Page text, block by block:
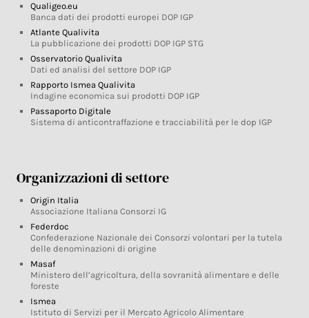
Qualigeo.eu
Banca dati dei prodotti europei DOP IGP
Atlante Qualivita
La pubblicazione dei prodotti DOP IGP STG
Osservatorio Qualivita
Dati ed analisi del settore DOP IGP
Rapporto Ismea Qualivita
Indagine economica sui prodotti DOP IGP
Passaporto Digitale
Sistema di anticontraffazione e tracciabilità per le dop IGP
Organizzazioni di settore
Origin Italia
Associazione Italiana Consorzi IG
Federdoc
Confederazione Nazionale dei Consorzi volontari per la tutela
delle denominazioni di origine
Masaf
Ministero dell’agricoltura, della sovranità alimentare e delle
foreste
Ismea
Istituto di Servizi per il Mercato Agricolo Alimentare